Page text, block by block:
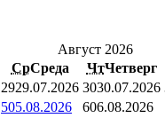
Август 2026
СрСреда ЧтЧетверг
2929.07.2026 3030.07.2026
505.08.2026 606.08.2026